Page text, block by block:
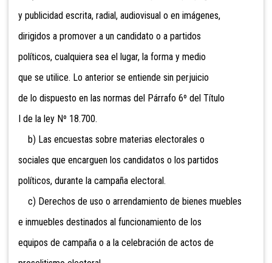
y publicidad escrita, radial, audiovisual o en imágenes,
dirigidos a promover a un candidato o a partidos
políticos, cualquiera sea el lugar, la forma y medio
que se utilice. Lo anterior se entiende sin perjuicio
de lo dispuesto en las normas del Párrafo 6º del Título
I de la ley Nº 18.700.
b) Las encuestas sobre materias electorales o
sociales que encarguen los candidatos o los partidos
políticos, durante la campaña electoral.
c) Derechos de uso o arrendamiento de bienes muebles
e inmuebles destinados al funcionamiento de los
equipos de campaña o a la celebración de actos de